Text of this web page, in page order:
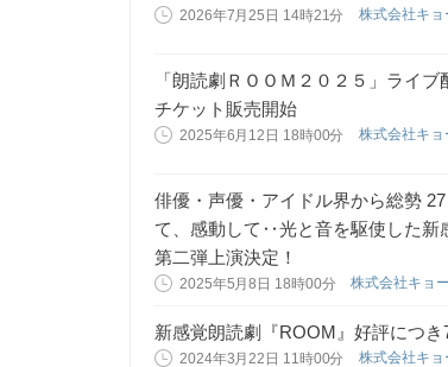
2026年7月25日 14時21分 株式会社キ
「朗読劇ＲＯＯＭ２０２５」ライ
チケット販売開始
2025年6月12日 18時00分 株式会社キ
俳優・声優・アイドル界から総勢
て、感動して‥光と音を駆使した新
第二弾上演決定！
2025年5月8日 18時00分 株式会社キョ
新感覚朗読劇『ROOM』好評につき
2024年3月22日 11時00分 株式会社キ